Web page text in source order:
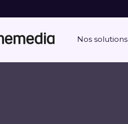
Nos solutions